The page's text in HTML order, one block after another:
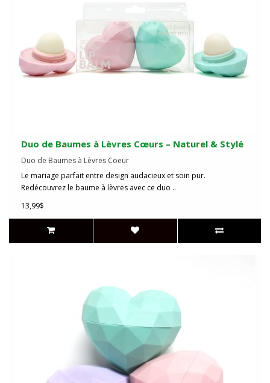
Duo de Baumes à Lèvres Cœurs – Naturel & Stylé
Duo de Baumes à Lèvres Coeur
Le mariage parfait entre design audacieux et soin pur.
Redécouvrez le baume à lèvres avec ce duo ..
13,99$